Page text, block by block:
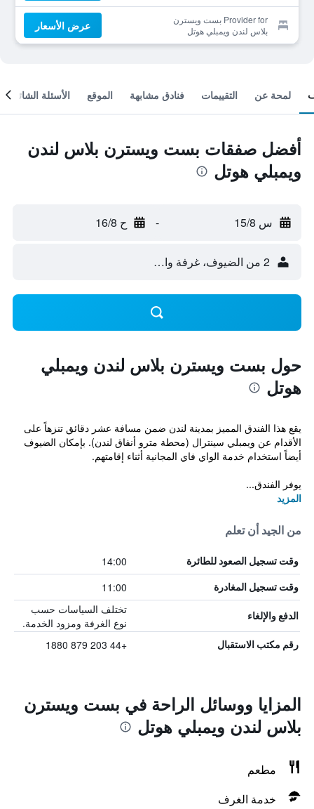
Provider for بست ويسترن
بلاس لندن ويمبلي هوتل
عرض الأسعار
لمحة عن التقييمات فنادق مشابهة الموقع الأسئلة الشائعة
أفضل صفقات بست ويسترن بلاس لندن
ويمبلي هوتل
س 15/8 - ح 16/8
2 من الضيوف، غرفة واحدة
حول بست ويسترن بلاس لندن ويمبلي
هوتل
يقع هذا الفندق المميز بمدينة لندن ضمن مسافة عشر دقائق تنزهاً على
الأقدام عن ويمبلي سينترال (محطة مترو أنفاق لندن). بإمكان الضيوف
أيضاً استخدام خدمة الواي فاي المجانية أثناء إقامتهم.
يوفر الفندق...
المزيد
من الجيد أن تعلم
وقت تسجيل الصعود للطائرة 14:00
وقت تسجيل المغادرة 11:00
الدفع والإلغاء
تختلف السياسات حسب
نوع الغرفة ومزود الخدمة.
رقم مكتب الاستقبال +44 203 879 1880
المزايا ووسائل الراحة في بست ويسترن
بلاس لندن ويمبلي هوتل
مطعم
خدمة الغرف